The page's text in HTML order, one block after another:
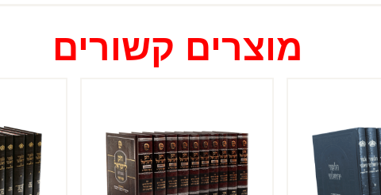
מוצרים קשורים